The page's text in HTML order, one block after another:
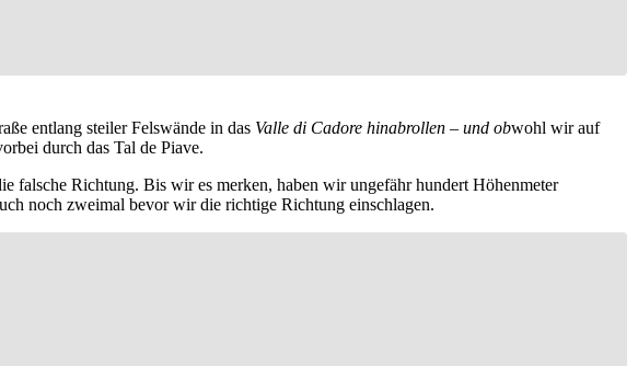
entlang steiler Felswände in das Valle di Cadore hinabrollen – und obwohl wir auf
durch das Tal de Piave.
falsche Richtung. Bis wir es merken, haben wir ungefähr hundert Höhenmeter
noch zweimal bevor wir die richtige Richtung einschlagen.